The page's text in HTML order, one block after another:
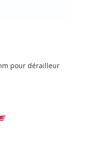
pour dérailleur